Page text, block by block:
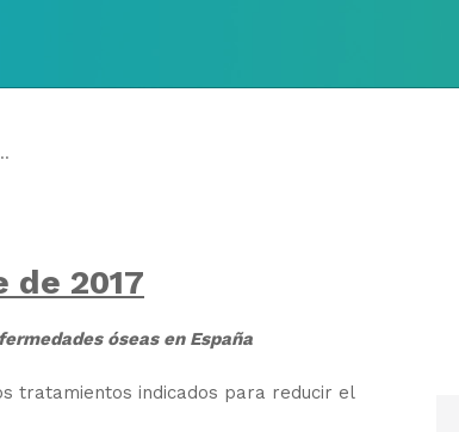
de 2017
óseas en España
tratamientos indicados para reducir el